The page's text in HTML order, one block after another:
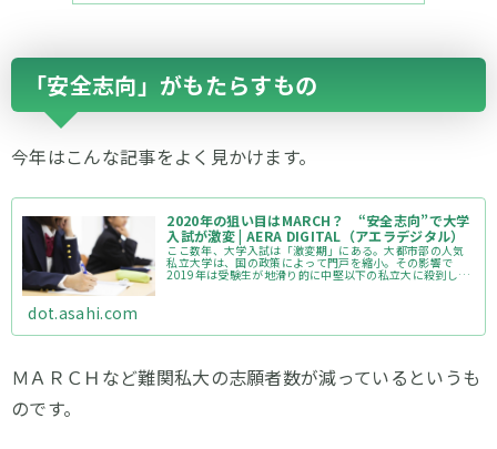
「安全志向」がもたらすもの
今年はこんな記事をよく見かけます。
2020年の狙い目はMARCH？ “安全志向”で大学
入試が激変 | AERA DIGITAL（アエラデジタル）
ここ数年、大学入試は「激変期」にある。大都市部の人気
私立大学は、国の政策によって門戸を縮小。その影響で
2019年は受験生が地滑り的に中堅以下の私立大に殺到し、
一気に難関化した。来たる2020年の入…
dot.asahi.com
ＭＡＲＣＨなど難関私大の志願者数が減っているというも
のです。